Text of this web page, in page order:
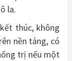
la.
thúc, không
nền tảng, có
trị nếu một